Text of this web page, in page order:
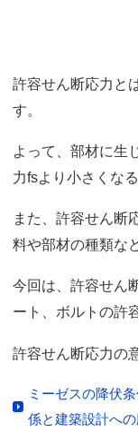
許容せん断応力と
す。
よって、部材に生
力fsより小さくな
また、許容せん断
料や部材の種類な
今回は、許容せん
ート、ボルトの許
許容せん断応力の
ミーゼスの降伏
係と建築設計へ